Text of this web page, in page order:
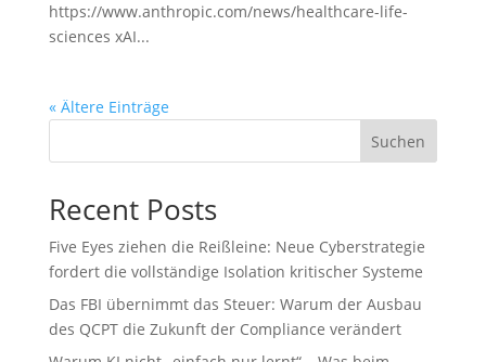
https://www.anthropic.com/news/healthcare-life-
sciences xAI...
« Ältere Einträge
Suchen
Recent Posts
Five Eyes ziehen die Reißleine: Neue Cyberstrategie
fordert die vollständige Isolation kritischer Systeme
Das FBI übernimmt das Steuer: Warum der Ausbau
des QCPT die Zukunft der Compliance verändert